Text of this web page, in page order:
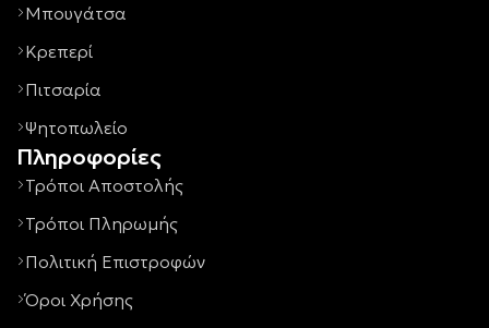
Μπουγάτσα
Κρεπερί
Πιτσαρία
Ψητοπωλείο
Πληροφορίες
Τρόποι Αποστολής
Τρόποι Πληρωμής
Πολιτική Επιστροφών
Όροι Χρήσης